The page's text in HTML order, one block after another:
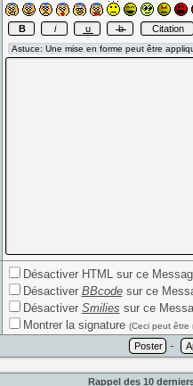
Désactiver HTML sur ce
Désactiver BBcodesur ce
Désactiver Smilies sur ce
Montrer la signature (Ceci peut être
-
Rappel des 10